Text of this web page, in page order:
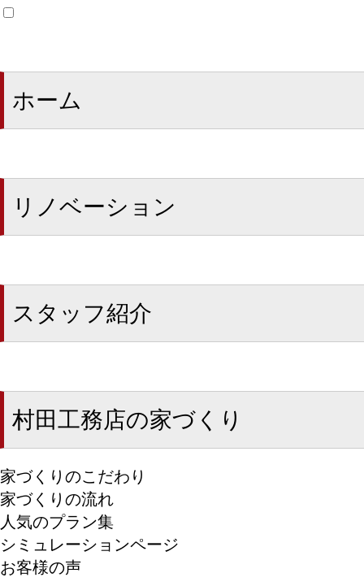
ホーム
リノベーション
スタッフ紹介
村田工務店の家づくり
家づくりのこだわり
家づくりの流れ
人気のプラン集
シミュレーションページ
お客様の声